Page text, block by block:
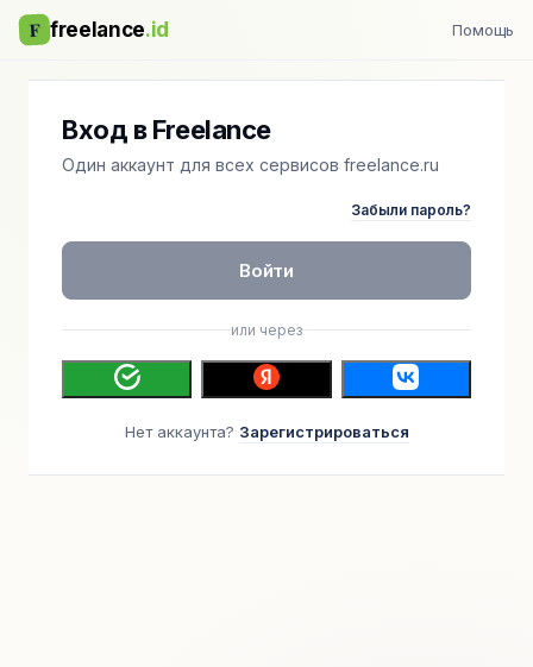
F freelance.id Помощь
Вход в Freelance
Один аккаунт для всех сервисов freelance.ru
Забыли пароль?
Войти
или через
Нет аккаунта? Зарегистрироваться